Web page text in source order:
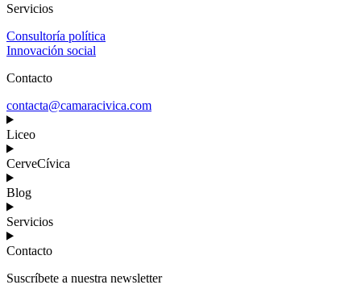
Servicios
Consultoría política
Innovación social
Contacto
contacta@camaracivica.com
Liceo
CerveCívica
Blog
Servicios
Contacto
Suscríbete a nuestra newsletter